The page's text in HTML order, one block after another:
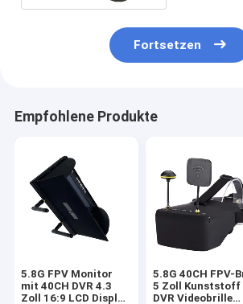
Fortsetzen
Empfohlene Produkte
5.8G FPV Monitor
mit 40CH DVR 4.3
Zoll 16:9 LCD Display
5.8G 40CH FPV-
5 Zoll Kunststoff
DVR Videobrille